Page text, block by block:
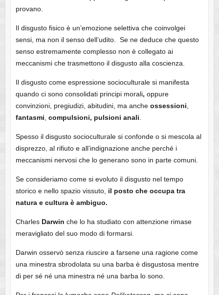
provano.
Il disgusto fisico è un’emozione selettiva che coinvolgei
sensi, ma non il senso dell’udito. Se ne deduce che questo
senso estremamente complesso non è collegato ai
meccanismi che trasmettono il disgusto alla coscienza.
Il disgusto come espressione socioculturale si manifesta
quando ci sono consolidati principi morali, oppure
convinzioni, pregiudizi, abitudini, ma anche ossessioni
fantasmi compulsioni, pulsioni anali
Spesso il disgusto socioculturale si confonde o si mescola al
disprezzo, al rifiuto e all’indignazione anche perché i
meccanismi nervosi che lo generano sono in parte comuni.
Se consideriamo come si evoluto il disgusto nel tempo
storico e nello spazio vissuto, il posto che occupa tra
natura e cultura è ambiguo.
Charles Darwin che lo ha studiato con attenzione rimase
meravigliato del suo modo di formarsi.
Darwin osservò senza riuscire a farsene una ragione come
una minestra sbrodolata su una barba è disgustosa mentre
di per sé né una minestra né una barba lo sono.